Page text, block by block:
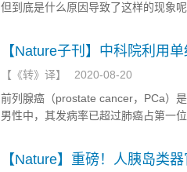
但到底是什么原因导致了这样的现象
【Nature子刊】中科院利用
【 《转》译】
2020-08-20
前列腺癌（prostate cancer，PCa）
男性中，其发病率已超过肺癌占第一
【Nature】重磅！人胰岛类